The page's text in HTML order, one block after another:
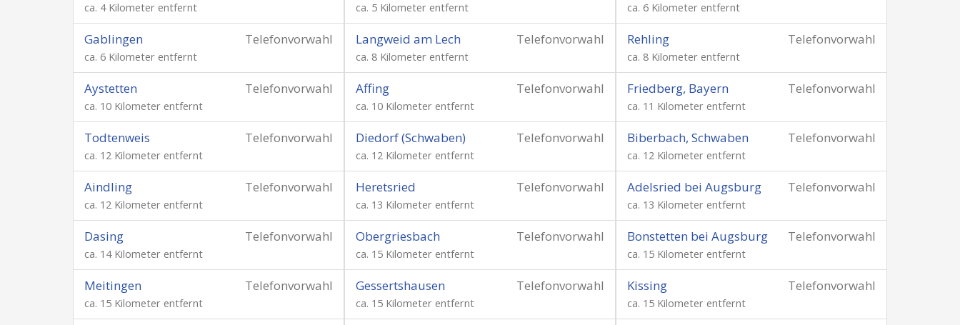
ca. 4 Kilometer entfernt ca. 5 Kilometer entfernt ca. 6 Kilometer entfernt
Telefonvorwahl
Gablingen
ca. 6 Kilometer entfernt
Telefonvorwahl
Langweid am Lech
ca. 8 Kilometer entfernt
Telefonvorwahl
Rehling
ca. 8 Kilometer entfernt
Telefonvorwahl
Aystetten
ca. 10 Kilometer entfernt
Telefonvorwahl
Affing
ca. 10 Kilometer entfernt
Telefonvorwahl
Friedberg, Bayern
ca. 11 Kilometer entfernt
Telefonvorwahl
Todtenweis
ca. 12 Kilometer entfernt
Telefonvorwahl
Diedorf (Schwaben)
ca. 12 Kilometer entfernt
Telefonvorwahl
Biberbach, Schwaben
ca. 12 Kilometer entfernt
Telefonvorwahl
Aindling
ca. 12 Kilometer entfernt
Telefonvorwahl
Heretsried
ca. 13 Kilometer entfernt
Telefonvorwahl
Adelsried bei Augsburg
ca. 13 Kilometer entfernt
Telefonvorwahl
Dasing
ca. 14 Kilometer entfernt
Telefonvorwahl
Obergriesbach
ca. 15 Kilometer entfernt
Telefonvorwahl
Bonstetten bei Augsburg
ca. 15 Kilometer entfernt
Telefonvorwahl
Meitingen
ca. 15 Kilometer entfernt
Telefonvorwahl
Gessertshausen
ca. 15 Kilometer entfernt
Telefonvorwahl
Kissing
ca. 15 Kilometer entfernt